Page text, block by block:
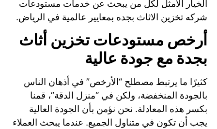
الخيار الأمثل لكل من يبحث عن خدمات مستودعات
شركه تخزين الاثاث بجده بمعايير عالمية في الرياض.
أرخص مستودعات تخزين أثاث
بجدة مع جودة عالية
كثيرًا ما يرتبط مصطلح “الأرخص” في أذهان الناس
بالجودة المنخفضة، ولكن في “منزل الدقة”، قمنا
بكسر هذه المعادلة. نحن نؤمن بأن الجودة العالية
يجب أن تكون في متناول الجميع. عندما يبحث العملاء